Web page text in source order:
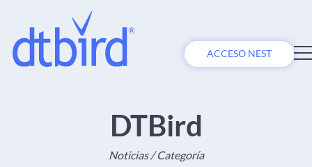
ACCESO NEST
DTBird
Noticias / Categoría